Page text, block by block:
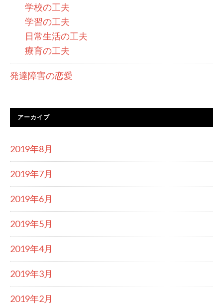
学校の工夫
学習の工夫
日常生活の工夫
療育の工夫
発達障害の恋愛
アーカイブ
2019年8月
2019年7月
2019年6月
2019年5月
2019年4月
2019年3月
2019年2月